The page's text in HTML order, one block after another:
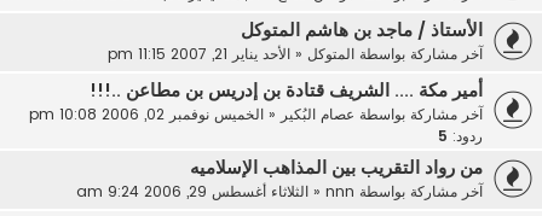
الأستاذ / ماجد بن هاشم المتوكل
آخر مشاركة بواسطة المتوكل « الأحد يناير 21, 2007 11:15 pm
أمير مكة .... الشريف قتادة بن إدريس بن مطاعن ..!!!
آخر مشاركة بواسطة عصام البُكير « الخميس نوفمبر 02, 2006 10:08 pm
ردود: 5
من رواد التقريب بين المذاهب الإسلاميه
آخر مشاركة بواسطة nnn
« الثلاثاء أغسطس 29, 2006 9:24 am